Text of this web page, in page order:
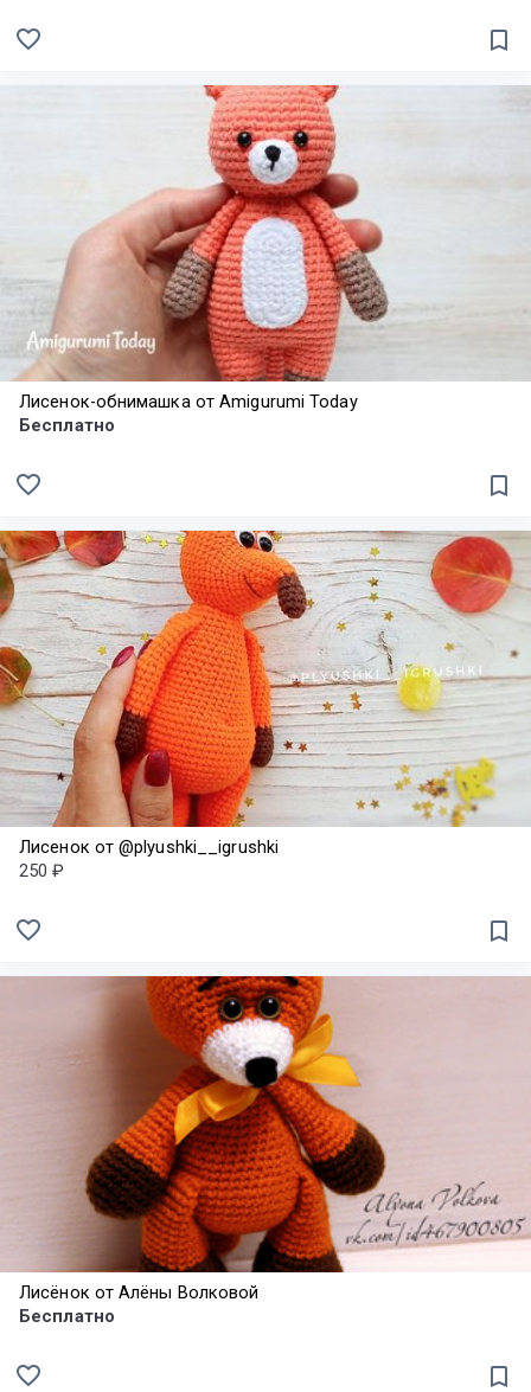
bookmark_border
favorite_border
Лисенок-обнимашка от Amigurumi Today
Бесплатно
bookmark_border
favorite_border
Лисенок от @plyushki__igrushki
250 ₽
bookmark_border
favorite_border
Лисёнок от Алёны Волковой
Бесплатно
bookmark_border
favorite_border